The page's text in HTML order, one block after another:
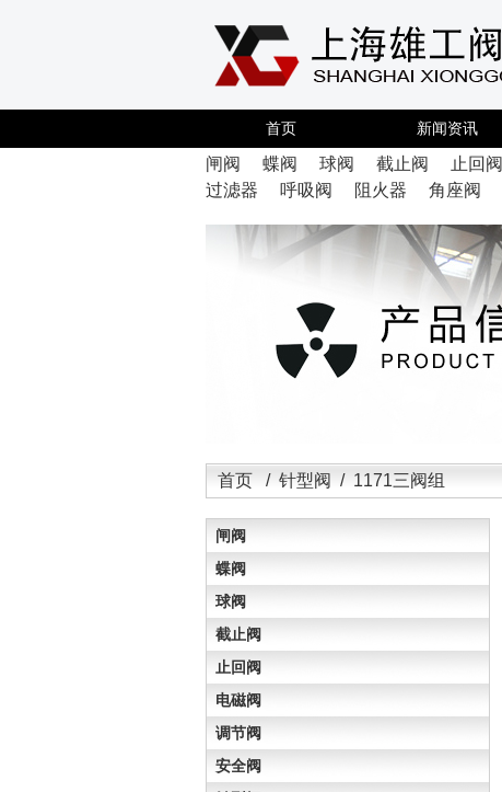
首页 新闻资讯
闸阀 蝶阀 球阀 截止阀 止回阀
过滤器
呼吸阀 阻火器 角座阀
首页 / 针型阀 / 1171三阀组
闸阀
蝶阀
球阀
截止阀
止回阀
电磁阀
调节阀
安全阀